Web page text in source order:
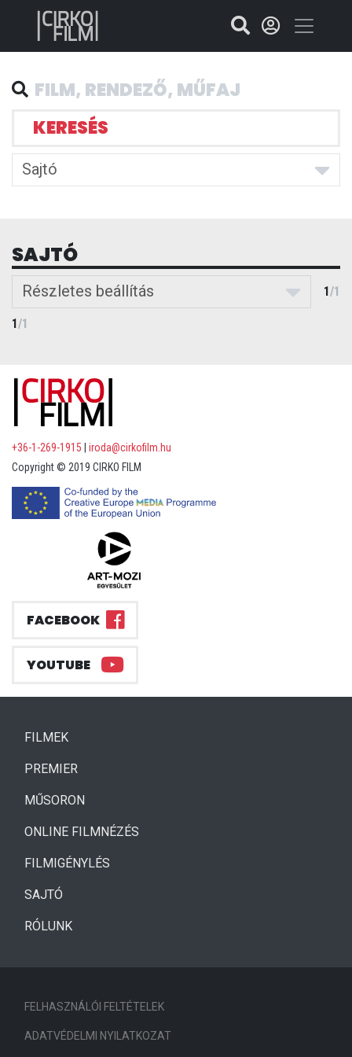
KERESÉS
Sajtó
SAJTÓ
Részletes beállítás 1/1
1/1
+36-1-269-1915
iroda@cirkofilm.hu
Copyright © 2019 CIRKO FILM
FACEBOOK
YOUTUBE
FILMEK(CURRENT)
PREMIER
MŰSORON
ONLINE FILMNÉZÉS
FILMIGÉNYLÉS
SAJTÓ
RÓLUNK
FELHASZNÁLÓI FELTÉTELEK
ADATVÉDELMI NYILATKOZAT